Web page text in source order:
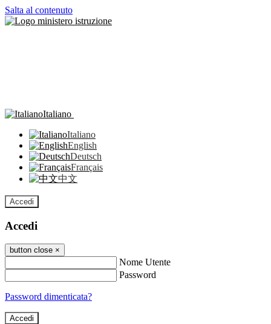
Salta al contenuto
Italiano
Italiano
English
Deutsch
Français
中文
Accedi
Accedi
button close ×
Nome Utente
Password
Password dimenticata?